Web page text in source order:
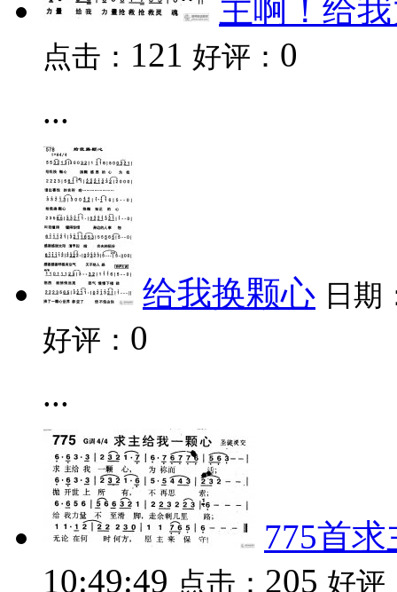
主啊！给
点击： 121 好评： 0
...
给我换颗心 日期
好评： 0
...
775首
10:49:49 点击： 205 好评